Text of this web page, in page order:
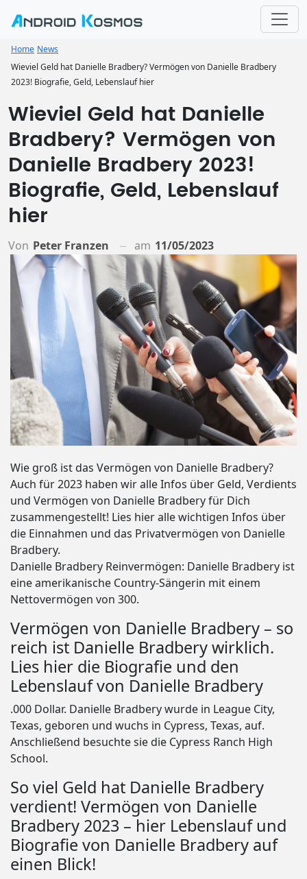
Home News
Wieviel Geld hat Danielle Bradbery? Vermögen von Danielle Bradbery
2023! Biografie, Geld, Lebenslauf hier
Wieviel Geld hat Danielle
Bradbery? Vermögen von
Danielle Bradbery 2023!
Biografie, Geld, Lebenslauf
hier
Von Peter Franzen am 11/05/2023
Wie groß ist das Vermögen von Danielle Bradbery?
Auch für 2023 haben wir alle Infos über Geld, Verdients
und Vermögen von Danielle Bradbery für Dich
zusammengestellt! Lies hier alle wichtigen Infos über
die Einnahmen und das Privatvermögen von Danielle
Bradbery.
Danielle Bradbery Reinvermögen: Danielle Bradbery ist
eine amerikanische Country-Sängerin mit einem
Nettovermögen von 300.
Vermögen von Danielle Bradbery – so
reich ist Danielle Bradbery wirklich.
Lies hier die Biografie und den
Lebenslauf von Danielle Bradbery
.000 Dollar. Danielle Bradbery wurde in League City,
Texas, geboren und wuchs in Cypress, Texas, auf.
Anschließend besuchte sie die Cypress Ranch High
School.
So viel Geld hat Danielle Bradbery
verdient! Vermögen von Danielle
Bradbery 2023 – hier Lebenslauf und
Biografie von Danielle Bradbery auf
einen Blick!